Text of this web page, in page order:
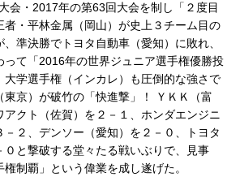
会・2017年の第63回大会を制し「２度目
者・平林金属（岡山）が史上３チーム目の
、準決勝でトヨタ自動車（愛知）に敗れ、
って「2016年の世界ジュニア選手権優勝投
大学選手権（インカレ）も圧倒的な強さで
京）が破竹の「快進撃」！ ＹＫＫ（富
アクト（佐賀）を２－１、ホンダエンジニ
－２、デンソー（愛知）を２－０、トヨタ
０と撃破する堂々たる戦いぶりで、見事
権制覇」という偉業を成し遂げた。